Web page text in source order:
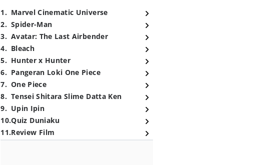
1. Marvel Cinematic Universe
2. Spider-Man
3. Avatar: The Last Airbender
4. Bleach
5. Hunter x Hunter
6. Pangeran Loki One Piece
7. One Piece
8. Tensei Shitara Slime Datta Ken
9. Upin Ipin
10.Quiz Duniaku
11.Review Film